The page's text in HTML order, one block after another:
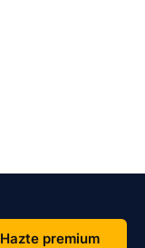
Hazte premium